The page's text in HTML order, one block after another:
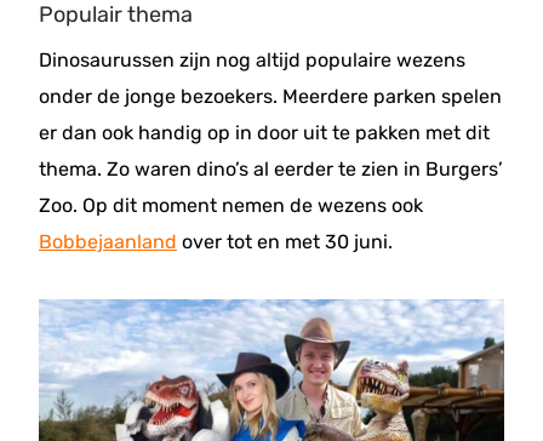
Populair thema
Dinosaurussen zijn nog altijd populaire wezens
onder de jonge bezoekers. Meerdere parken spelen
er dan ook handig op in door uit te pakken met dit
thema. Zo waren dino’s al eerder te zien in Burgers’
Zoo. Op dit moment nemen de wezens ook
Bobbejaanland over tot en met 30 juni.